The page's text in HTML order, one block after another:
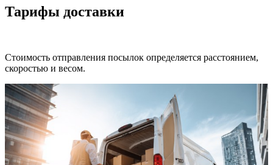
Тарифы доставки
Стоимость отправления посылок определяется расстоянием,
скоростью и весом.